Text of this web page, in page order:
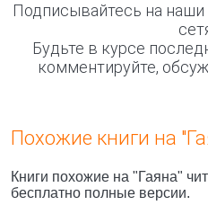
Подписывайтесь на
Будьте в курсе
комментируйте,
Похожие книги на
Книги похожие на "Гаяна"
бесплатно полные версии.